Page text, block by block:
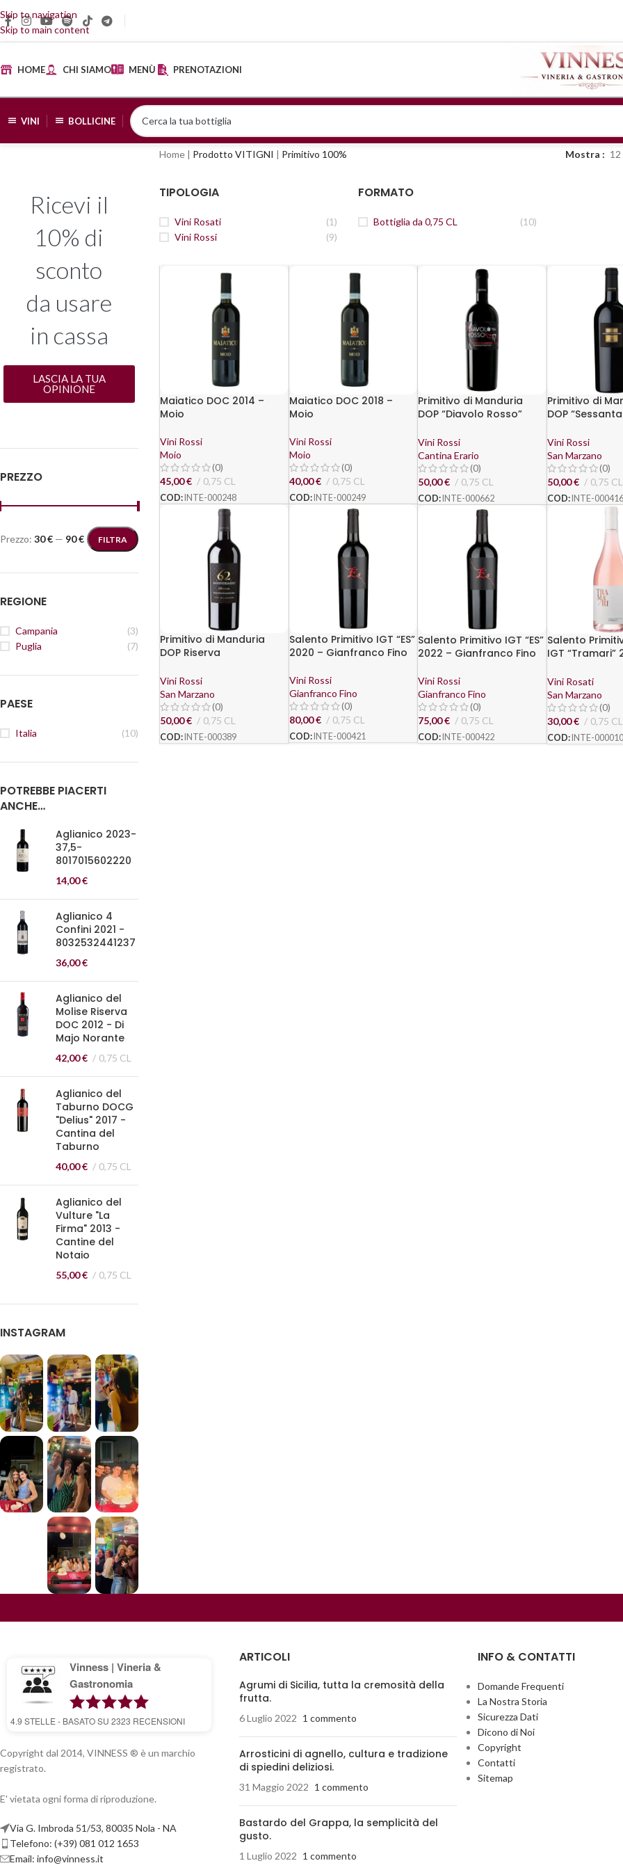
Skip to navigation
Skip to main content
HOME CHI SIAMO MENÙ PRENOTAZIONI
VINI BOLLICINE
Ricevi il
10% di
sconto
da usare
in cassa
LASCIA LA TUA
OPINIONE
PREZZO
FILTRA
Prezzo: 30 € — 90 €
REGIONE
Campania
(3)
Puglia
(7)
PAESE
Italia (10)
POTREBBE PIACERTI
ANCHE…
Aglianico 2023-
37,5-
8017015602220
14,00€
Aglianico 4
Confini 2021 -
8032532441237
36,00€
Aglianico del
Molise Riserva
DOC 2012 - Di
Majo Norante
42,00€ 0,75 CL
Aglianico del
Taburno DOCG
"Delius" 2017 -
Cantina del
Taburno
40,00€ 0,75 CL
Aglianico del
Vulture "La
Firma" 2013 -
Cantine del
Notaio
55,00€ 0,75 CL
INSTAGRAM
Home | Prodotto VITIGNI | Primitivo 100% Mostra 12
TIPOLOGIA
Vini Rosati
(1)
Vini Rossi
(9)
FORMATO
Bottiglia da 0,75 CL (10)
Maiatico DOC 2014 –
Moio
Vini Rossi
Moio
(0)
45,00€ 0,75 CL
COD: INTE-000248
Maiatico DOC 2018 –
Moio
Vini Rossi
Moio
(0)
40,00€ 0,75 CL
COD: INTE-000249
Primitivo di Manduria
DOP “Diavolo Rosso”
Vini Rossi
Cantina Erario
(0)
50,00€ 0,75 CL
COD: INTE-000662
Primitivo di
DOP
Vini Rossi
San Marzano
(0)
50,00€ 0,75 CL
COD: INTE-000416
Primitivo di Manduria
DOP Riserva
San Marzano
Vini Rossi
San Marzano
(0)
50,00€ 0,75 CL
COD: INTE-000389
Salento Primitivo IGT “ES”
2020 – Gianfranco Fino
Vini Rossi
Gianfranco Fino
(0)
80,00€ 0,75 CL
COD: INTE-000421
Salento Primitivo IGT “ES”
2022 – Gianfranco Fino
Vini Rossi
Gianfranco Fino
(0)
75,00€ 0,75 CL
COD: INTE-000422
Salento
IGT “Tramari”
Vini Rosati
San Marzano
(0)
30,00€ 0,75 CL
COD: INTE-000010
Vinness | Vineria &
Gastronomia
4.9 STELLE - BASATO SU 2323 RECENSIONI
Copyright dal 2014, VINNESS ® è un marchio
registrato.
E' vietata ogni forma di riproduzione.
Via G. Imbroda 51/53, 80035 Nola - NA
Telefono: (+39) 081 012 1653
Email: info@vinness.it
ARTICOLI
Agrumi di Sicilia, tutta la cremosità della
frutta.
6 Luglio 2022 1 commento
Arrosticini di agnello, cultura e tradizione
di spiedini deliziosi.
31 Maggio 2022 1 commento
Bastardo del Grappa, la semplicità del
gusto.
1 Luglio 2022 1 commento
INFO & CONTATTI
Domande Frequenti
La Nostra Storia
Sicurezza Dati
Dicono di Noi
Copyright
Contatti
Sitemap